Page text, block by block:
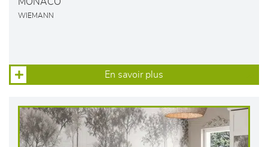
WIEMANN
En savoir plus